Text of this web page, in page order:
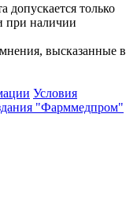
допускается только
при наличии
высказанные в
Условия
"Фарммедпром"